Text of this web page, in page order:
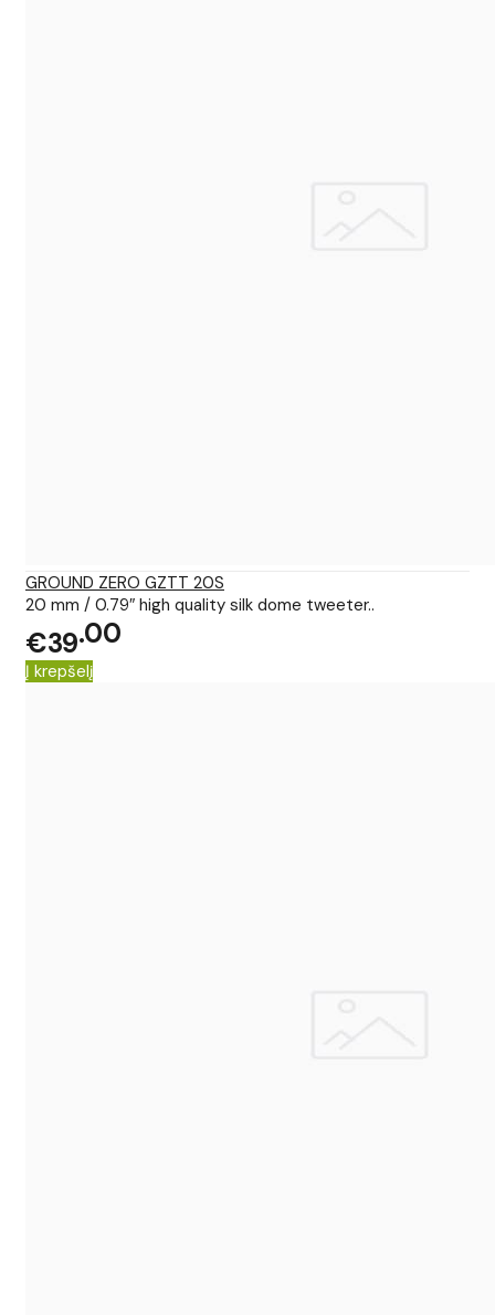
GROUND ZERO GZTT 20S
20 mm / 0.79″ high quality silk dome tweeter..
€39 00
Į krepšelį